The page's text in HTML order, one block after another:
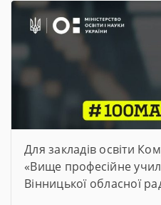
Для закладів освіти
«Вище професійне
Вінницької обласної